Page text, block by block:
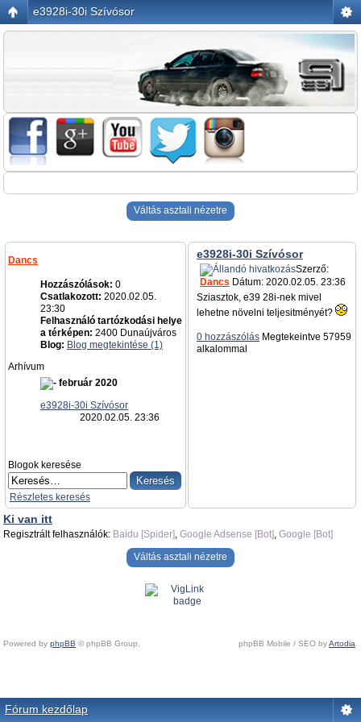
e3928i-30i Szívósor
Váltás asztali nézetre
Dancs
Hozzászólások: 0
Csatlakozott: 2020.02.05.
23:30
Felhasználó tartózkodási helye
a térképen: 2400 Dunaújváros
Blog: Blog megtekintése (1)
Arhívum
február 2020
e3928i-30i Szívósor
2020.02.05. 23:36
Blogok keresése
Részletes keresés
e3928i-30i Szívósor
Szerző:
Dancs Dátum: 2020.02.05. 23:36
Sziasztok, e39 28i-nek mivel
lehetne növelni teljesitményét?
0 hozzászólás Megtekeintve 57959
alkalommal
Ki van itt
Regisztrált felhasználók: Baidu [Spider], Google Adsense [Bot], Google [Bot]
Váltás asztali nézetre
Powered by phpBB © phpBB Group. phpBB Mobile / SEO byArtodia
Fórum kezdőlap